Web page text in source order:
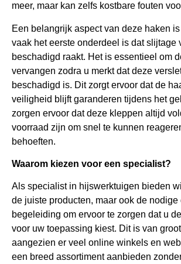
meer, maar kan zelfs kostbare fouten
Een belangrijk aspect van deze haken
vaak het eerste onderdeel is dat slijtage
beschadigd raakt. Het is essentieel om
vervangen zodra u merkt dat deze
beschadigd is. Dit zorgt ervoor dat de
veiligheid blijft garanderen tijdens het
zorgen ervoor dat deze kleppen altijd
voorraad zijn om snel te kunnen
behoeften.
Waarom kiezen voor een specialist?
Als specialist in hijswerktuigen bieden
de juiste producten, maar ook de nodige
begeleiding om ervoor te zorgen dat u
voor uw toepassing kiest. Dit is van
aangezien er veel online winkels en
een breed assortiment aanbieden